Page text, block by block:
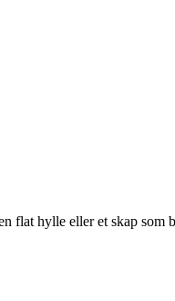
flat hylle eller et skap som